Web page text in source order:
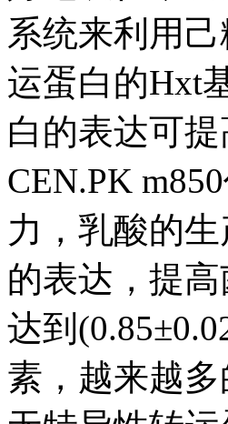
系统来利用
运蛋白的Hxt
白的表达可
CEN.PK
力，乳酸的
的表达，提
达到
素，越来越